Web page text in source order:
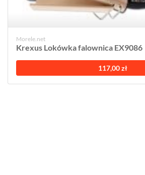
Morele.net
Krexus Lokówka falownica EX9086
117,00 zł